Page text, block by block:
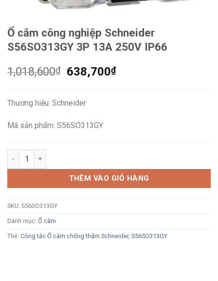
Ổ cắm công nghiệp Schneider
S56SO313GY 3P 13A 250V IP66
1,018,600₫
Giá
1,018,600₫.
638,700₫Giá
Thương hiệu: Schneider
Mã sản phẩm: S56SO313GY
Ổ cắm công nghiệp Schneider S56SO313GY 3P 13A 250V IP66
THÊM VÀO GIỎ HÀNG
SKU: S56SO313GY
Danh mục: Ổ cắm
Thẻ: Công tắc Ổ cắm chống thấm Schneider, S56SO313GY